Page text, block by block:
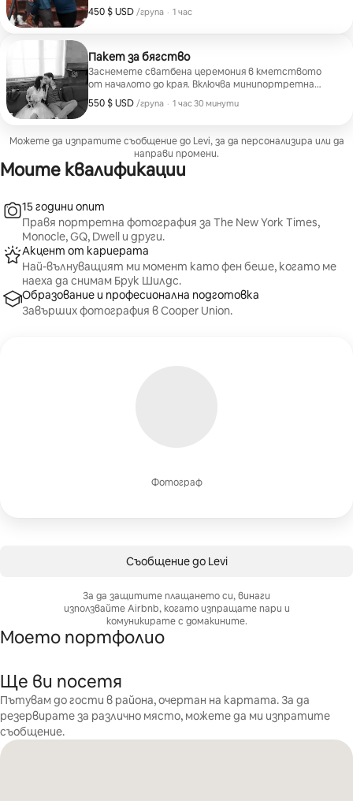
450 $ USD /група
450 $ USD за група
, · 1 час
Пакет за бягство
Заснемете сватбена церемония в кметството
от началото до края. Включва минипортретна
сесия.
550 $ USD /група
550 $ USD за група
, · 1 час 30 минути
Можете да изпратите съобщение до Levi, за да персонализира или да
направи промени.
Моите квалификации
Фотограф
15 години опит
Правя портретна фотография за The New York Times,
Monocle, GQ, Dwell и други.
Акцент от кариерата
Най-вълнуващият ми момент като фен беше, когато ме
наеха да снимам Брук Шилдс.
Образование и професионална подготовка
Завърших фотография в Cooper Union.
Съобщение до Levi
За да защитите плащането си, винаги
използвайте Airbnb, когато изпращате пари и
комуникирате с домакините.
Моето портфолио
Ще ви посетя
Пътувам до гости в района, очертан на картата. За да
резервирате за различно място, можете да ми изпратите
съобщение.